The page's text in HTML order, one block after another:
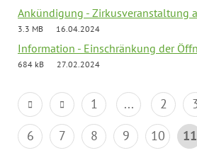
Ankündigung - Zirkusveranstaltung
3.3 MB
16.04.2024
Information - Einschränkung der
684 kB
27.02.2024
1 ... 2
6
7 8 9 10 11